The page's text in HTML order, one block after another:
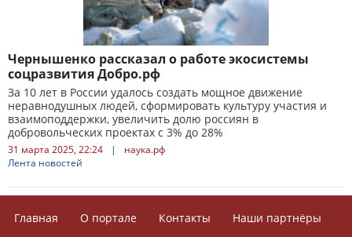
Чернышенко рассказал о работе экосистемы
соцразвития Добро.рф
За 10 лет в России удалось создать мощное движение
неравнодушных людей, сформировать культуру участия и
взаимоподдержки, увеличить долю россиян в
добровольческих проектах с 3% до 28%
31 марта 2025, 22:24 |
наука.рф
Лента новостей
Главная О портале Контакты
Наши партнёры